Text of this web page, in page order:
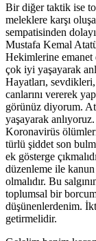
Bir diğer taktik ise
meleklere karşı
sempatisinden
Mustafa Kemal
Hekimlerine
çok iyi yaşayarak
Hayatları,
canlarını vererek
görünüz diyorum.
yaşayarak anlıyoruz.
Koronavirüs ölümleri
türlü şiddet son
ek gösterge
düzenleme ile
olmalıdır. Bu
toplumsal bir
düşünenlerdenim.
getirmelidir.